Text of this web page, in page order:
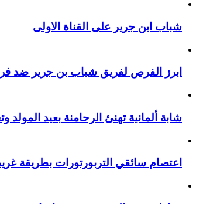
شباب ابن جرير على القناة الاولى
ابرز الفرص لفريق شباب بن جرير ضد
شابة ألمانية تهنئ الرحامنة بعيد
اعتصام سائقي التربورتورات بطريقة